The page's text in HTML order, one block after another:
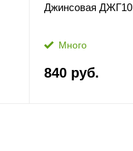
Джинсовая ДЖГ10
Много
840 руб.